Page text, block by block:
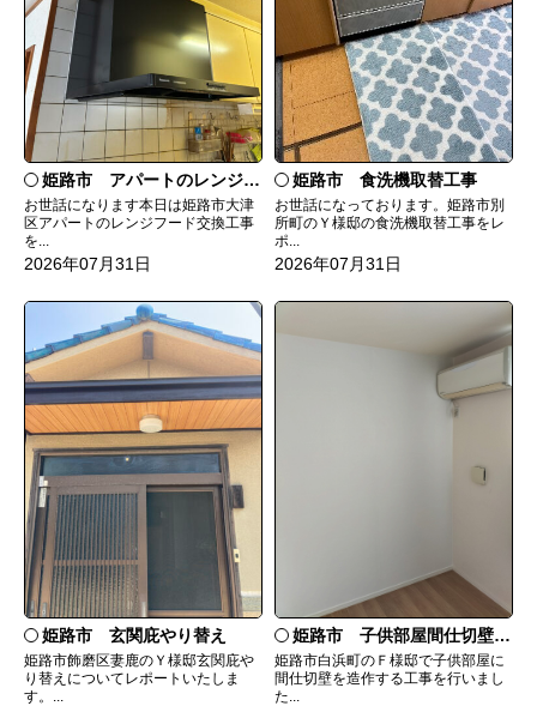
姫路市 アパートのレンジフード交換
お世話になります本日は姫路市大津
区アパートのレンジフード交換工事
を...
2026年07月31日
姫路市 食洗機取替工事
お世話になっております。姫路市別
所町のＹ様邸の食洗機取替工事をレ
ポ...
2026年07月31日
姫路市 玄関庇やり替え
姫路市飾磨区妻鹿のＹ様邸玄関庇や
り替えについてレポートいたしま
す。...
姫路市 子供部屋間仕切壁造作
姫路市白浜町のＦ様邸で子供部屋に
間仕切壁を造作する工事を行いまし
た...